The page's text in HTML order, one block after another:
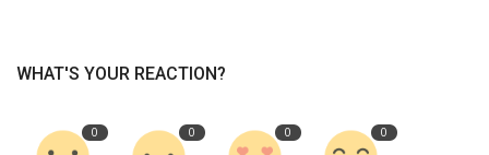
WHAT'S YOUR REACTION?
0 0 0 0